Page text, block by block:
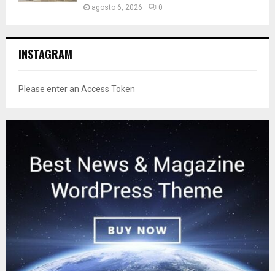
agosto 6, 2026 0
INSTAGRAM
Please enter an Access Token